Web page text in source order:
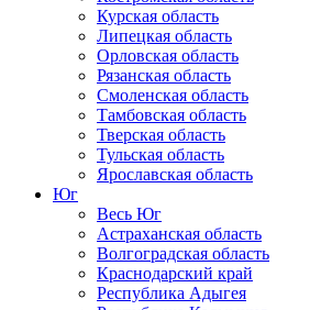
Курская область
Липецкая область
Орловская область
Рязанская область
Смоленская область
Тамбовская область
Тверская область
Тульская область
Ярославская область
Юг
Весь Юг
Астраханская область
Волгоградская область
Краснодарский край
Республика Адыгея